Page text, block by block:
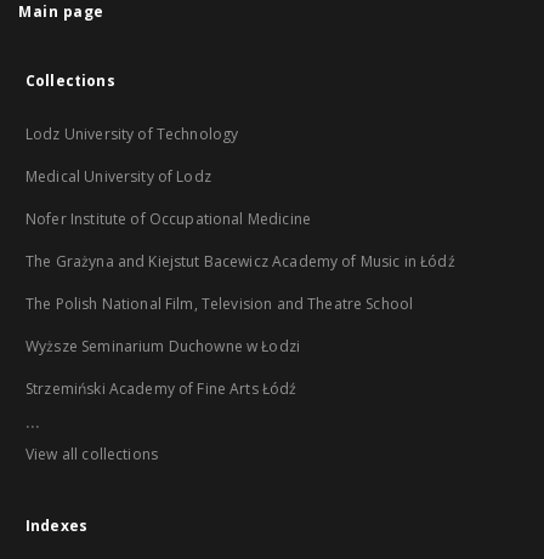
Main page
Collections
Lodz University of Technology
Medical University of Lodz
Nofer Institute of Occupational Medicine
The Grażyna and Kiejstut Bacewicz Academy of Music in Łódź
The Polish National Film, Television and Theatre School
Wyższe Seminarium Duchowne w Łodzi
Strzemiński Academy of Fine Arts Łódź
...
View all collections
Indexes